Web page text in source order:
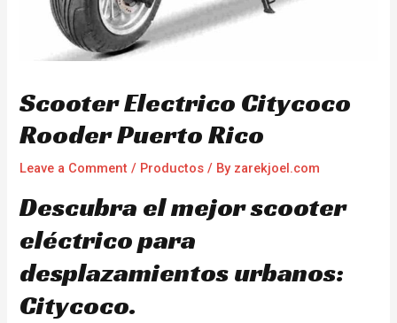
Scooter Electrico Citycoco
Rooder Puerto Rico
Leave a Comment / Productos / By zarekjoel.com
Descubra el mejor scooter
eléctrico para
desplazamientos urbanos:
Citycoco.